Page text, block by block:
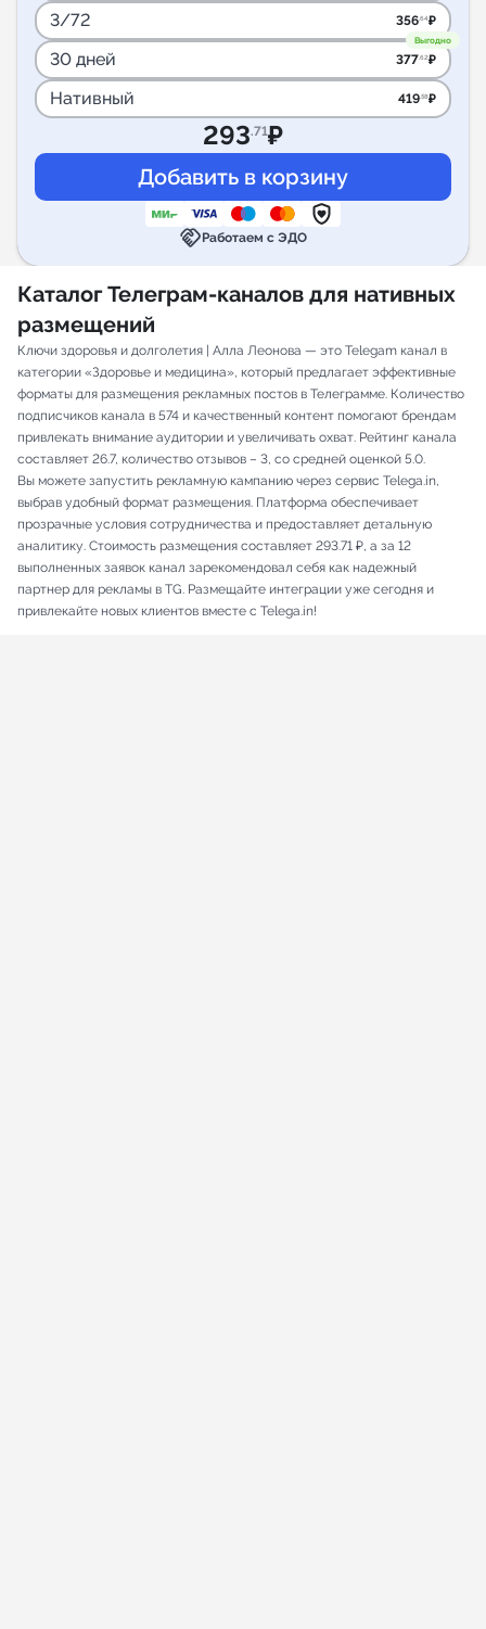
3/72 356.64₽
Выгодно
30 дней 377.62₽
Нативный 419.58₽
293.71₽
handshakeРаботаем с ЭДО
Каталог Телеграм-каналов для нативных
размещений
Ключи здоровья и долголетия | Алла Леонова — это Telegam канал в
категории «Здоровье и медицина», который предлагает эффективные
форматы для размещения рекламных постов в Телеграмме. Количество
подписчиков канала в 574 и качественный контент помогают брендам
привлекать внимание аудитории и увеличивать охват. Рейтинг канала
составляет 26.7, количество отзывов – 3, со средней оценкой 5.0.
Вы можете запустить рекламную кампанию через сервис Telega.in,
выбрав удобный формат размещения. Платформа обеспечивает
прозрачные условия сотрудничества и предоставляет детальную
аналитику. Стоимость размещения составляет 293.71 ₽, а за 12
выполненных заявок канал зарекомендовал себя как надежный
партнер для рекламы в TG. Размещайте интеграции уже сегодня и
привлекайте новых клиентов вместе с Telega.in!